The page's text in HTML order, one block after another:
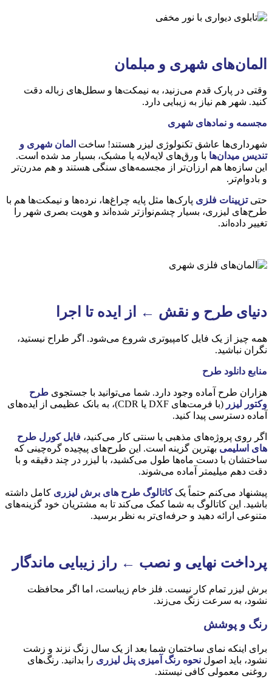
المان‌های شهری و مبلمان
وقتی در پارک قدم می‌زنید، به نیمکت‌ها و سطل‌های زباله دقت
کنید. شهر هم نیاز به زیبایی دارد.
مجسمه و نمادهای شهری
شهرداری‌ها عاشق تکنولوژی لیزر هستند! ساخت المان شهری و
تندیس میدان‌ها با ورق‌های لایه‌لایه یا مشبک، بسیار مد شده است.
این سازه‌ها هم ارزان‌تر از مجسمه‌های سنگی هستند و هم مدرن‌تر
و بادوام‌تر.
حتی تزیینات فلزی پارک‌ها مثل پایه چراغ‌ها، نرده‌ها و نیمکت‌ها هم با
طرح‌های لیزری، بسیار چشم‌نوازتر شده‌اند و هویت بصری شهر را
تغییر داده‌اند.
دنیای طرح و نقش ← از ایده تا اجرا
همه چیز از یک فایل کامپیوتری شروع می‌شود. اگر طراح نیستید،
نگران نباشید.
منابع دانلود طرح
هزاران طرح آماده وجود دارد. شما می‌توانید با جستجوی طرح
وکتور لیزر
(با فرمت‌های DXF یا CDR)، به بانک عظیمی از ایده‌های
آماده دسترسی پیدا کنید.
اگر روی پروژه‌های مذهبی یا سنتی کار می‌کنید، فایل کورل طرح
های اسلیمی بهترین گزینه است. این طرح‌های پیچیده گره‌چینی که
ساختشان با دست ماه‌ها طول می‌کشید، با لیزر در چند دقیقه و با
دقت دهم میلیمتر آماده می‌شوند.
پیشنهاد می‌کنم حتماً یککاتالوگ طرح های برش لیزری کامل داشته
باشید. این کاتالوگ به شما کمک می‌کند تا به مشتریان خود گزینه‌های
متنوعی ارائه دهید و حرفه‌ای‌تر به نظر برسید.
پرداخت نهایی و نصب ← راز زیبایی ماندگار
برش لیزر تمام کار نیست. فلز خام زیباست، اما اگر محافظت
نشود، به سرعت زنگ می‌زند.
رنگ و پوشش
برای اینکه نمای ساختمان شما بعد از یک سال زنگ نزند و زشت
نشود، باید اصول نحوه رنگ آمیزی پنل لیزری را بدانید. رنگ‌های
روغنی معمولی کافی نیستند.